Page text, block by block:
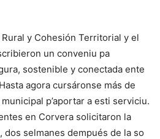
y Cohesión Territorial y el
un conveniu pa
sostenible y conectada ente
agora cursáronse más de
p’aportar a esti serviciu.
en Corvera solicitaron la
dos selmanes dempués de la so